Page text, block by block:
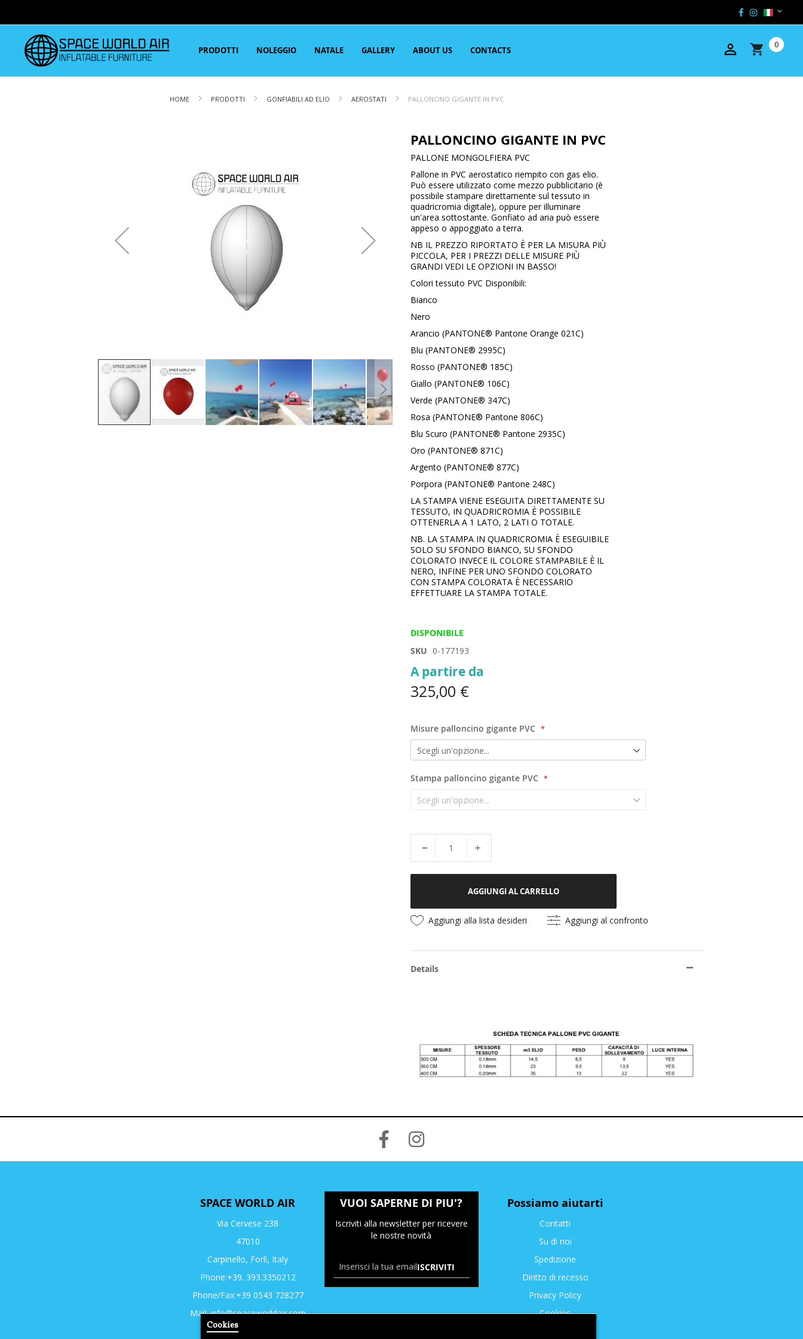
Cookies
PRODOTTI NOLEGGIO NATALE GALLERY ABOUT US CONTACTS
HOME PRODOTTI GONFIABILI AD ELIO AEROSTATI PALLONCINO GIGANTE IN PVC
PALLONCINO GIGANTE IN PVC
PALLONE MONGOLFIERA PVC
Pallone in PVC aerostatico riempito con gas elio.
Può essere utilizzato come mezzo pubblicitario (è
possibile stampare direttamente sul tessuto in
quadricromia digitale), oppure per illuminare
un'area sottostante. Gonfiato ad aria può essere
appeso o appoggiato a terra.
NB IL PREZZO RIPORTATO È PER LA MISURA PIÙ
PICCOLA, PER I PREZZI DELLE MISURE PIÙ
GRANDI VEDI LE OPZIONI IN BASSO!
Colori tessuto PVC Disponibili:
Bianco
Nero
Arancio (PANTONE® Pantone Orange 021C)
Blu (PANTONE® 2995C)
Rosso (PANTONE® 185C)
Giallo (PANTONE® 106C)
Verde (PANTONE® 347C)
Rosa (PANTONE® Pantone 806C)
Blu Scuro (PANTONE® Pantone 2935C)
Oro (PANTONE® 871C)
Argento (PANTONE® 877C)
Porpora (PANTONE® Pantone 248C)
LA STAMPA VIENE ESEGUITA DIRETTAMENTE SU
TESSUTO, IN QUADRICROMIA È POSSIBILE
OTTENERLA A 1 LATO, 2 LATI O TOTALE.
NB. LA STAMPA IN QUADRICROMIA È ESEGUIBILE
SOLO SU SFONDO BIANCO, SU SFONDO
COLORATO INVECE IL COLORE STAMPABILE È IL
NERO, INFINE PER UNO SFONDO COLORATO
CON STAMPA COLORATA È NECESSARIO
EFFETTUARE LA STAMPA TOTALE.
DISPONIBILE
SKU 0-177193
A partire da
325,00 €
Misure palloncino gigante PVC
Stampa palloncino gigante PVC
AGGIUNGI AL CARRELLO
Aggiungi alla lista desideri Aggiungi al confronto
Details
SPACE WORLD AIR
Via Cervese 238
47010
Carpinello, Forlì, Italy
Phone:+39. 393.3350212
Phone/Fax:+39 0543 728277
Mail:info@spaceworldair.com
VUOI SAPERNE DI PIU'?
Iscriviti alla newsletter per ricevere
le nostre novità
ISCRIVITI
Possiamo aiutarti
Contatti
Su di noi
Spedizione
Diritto di recesso
Privacy Policy
Cookies